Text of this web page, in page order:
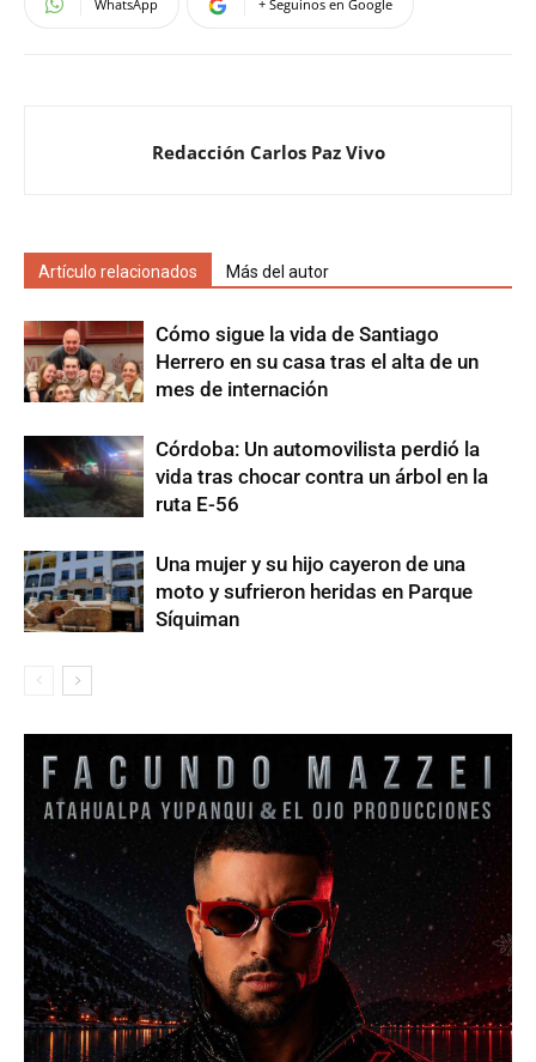
WhatsApp + Seguinos en Google
Redacción Carlos Paz Vivo
Artículo relacionados Más del autor
Cómo sigue la vida de Santiago
Herrero en su casa tras el alta de un
mes de internación
Córdoba: Un automovilista perdió la
vida tras chocar contra un árbol en la
ruta E-56
Una mujer y su hijo cayeron de una
moto y sufrieron heridas en Parque
Síquiman